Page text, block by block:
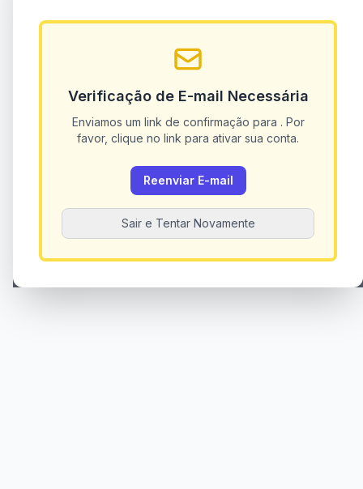
Verificação de E-mail Necessária
Enviamos um link de confirmação para . Por
favor, clique no link para ativar sua conta.
Reenviar E-mail
Sair e Tentar Novamente